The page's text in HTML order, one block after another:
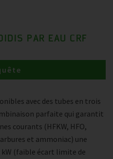
PAR EAU CRF
avec des tubes en trois
parfaite qui garantit
courants (HFKW, HFO,
et ammoniac) une
kW (faible écart limite de